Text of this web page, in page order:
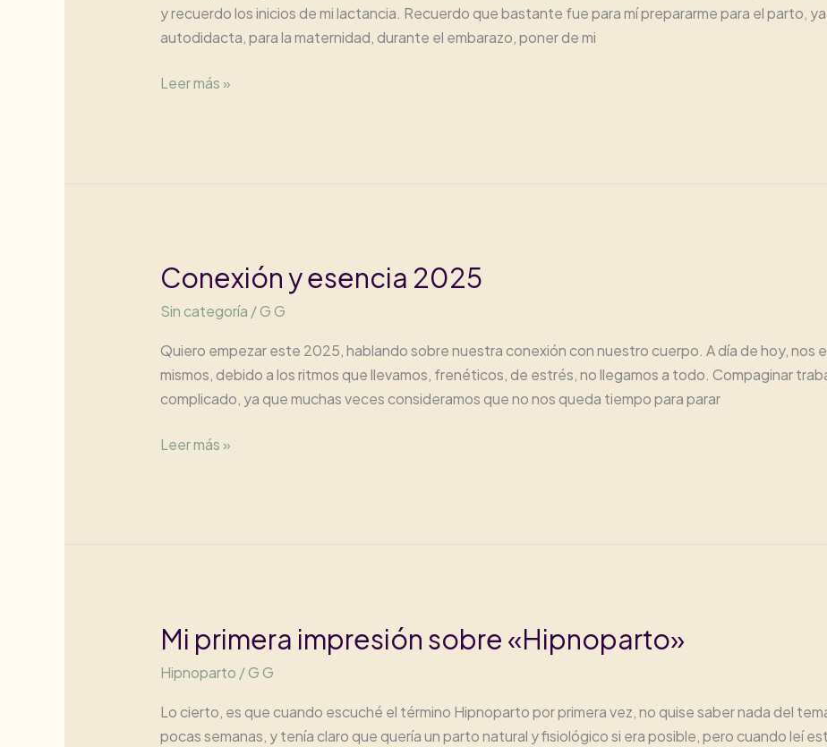
y recuerdo los inicios de mi lactancia. Recuerdo que bastante fue para mí prepararme para el parto,
autodidacta, para la maternidad, durante el embarazo, poner de mi
¿Preparación
Leer más »
Conexión y esencia 2025
Sin categoría /G G
Quiero empezar este 2025, hablando sobre nuestra conexión con nuestro cuerpo. A día de hoy, nos
mismos, debido a los ritmos que llevamos, frenéticos, de estrés, no llegamos a todo. Compaginar
complicado, ya que muchas veces consideramos que no nos queda tiempo para parar
Conexión
Leer más »
Mi primera impresión sobre «Hipnoparto»
Hipnoparto /G G
Lo cierto, es que cuando escuché el término Hipnoparto por primera vez, no quise saber nada del
pocas semanas, y tenía claro que quería un parto natural y fisiológico si era posible, pero cuando leí